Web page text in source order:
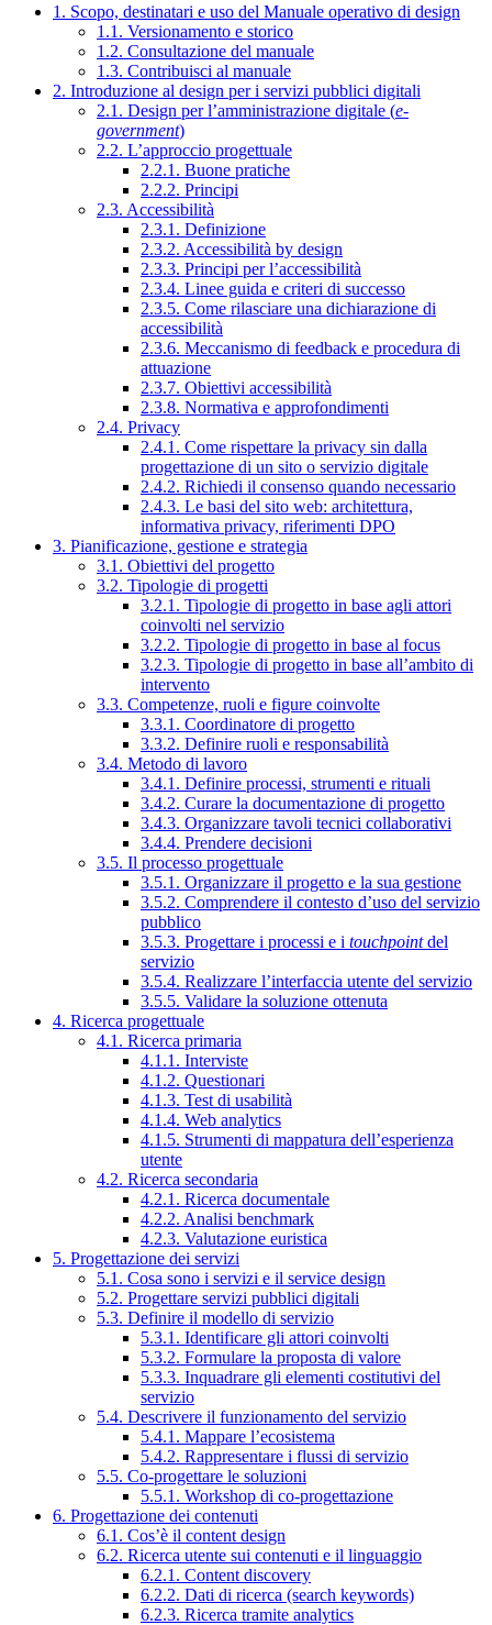
1. Scopo, destinatari e uso del Manuale operativo di design
1.1. Versionamento e storico
1.2. Consultazione del manuale
1.3. Contribuisci al manuale
2. Introduzione al design per i servizi pubblici digitali
2.1. Design per l’amministrazione digitale (e-
government)
2.2. L’approccio progettuale
2.2.1. Buone pratiche
2.2.2. Principi
2.3. Accessibilità
2.3.1. Definizione
2.3.2. Accessibilità by design
2.3.3. Principi per l’accessibilità
2.3.4. Linee guida e criteri di successo
2.3.5. Come rilasciare una dichiarazione di
accessibilità
2.3.6. Meccanismo di feedback e procedura di
attuazione
2.3.7. Obiettivi accessibilità
2.3.8. Normativa e approfondimenti
2.4. Privacy
2.4.1. Come rispettare la privacy sin dalla
progettazione di un sito o servizio digitale
2.4.2. Richiedi il consenso quando necessario
2.4.3. Le basi del sito web: architettura,
informativa privacy, riferimenti DPO
3. Pianificazione, gestione e strategia
3.1. Obiettivi del progetto
3.2. Tipologie di progetti
3.2.1. Tipologie di progetto in base agli attori
coinvolti nel servizio
3.2.2. Tipologie di progetto in base al focus
3.2.3. Tipologie di progetto in base all’ambito di
intervento
3.3. Competenze, ruoli e figure coinvolte
3.3.1. Coordinatore di progetto
3.3.2. Definire ruoli e responsabilità
3.4. Metodo di lavoro
3.4.1. Definire processi, strumenti e rituali
3.4.2. Curare la documentazione di progetto
3.4.3. Organizzare tavoli tecnici collaborativi
3.4.4. Prendere decisioni
3.5. Il processo progettuale
3.5.1. Organizzare il progetto e la sua gestione
3.5.2. Comprendere il contesto d’uso del servizio
pubblico
3.5.3. Progettare i processi e i touchpointdel
servizio
3.5.4. Realizzare l’interfaccia utente del servizio
3.5.5. Validare la soluzione ottenuta
4. Ricerca progettuale
4.1. Ricerca primaria
4.1.1. Interviste
4.1.2. Questionari
4.1.3. Test di usabilità
4.1.4. Web analytics
4.1.5. Strumenti di mappatura dell’esperienza
utente
4.2. Ricerca secondaria
4.2.1. Ricerca documentale
4.2.2. Analisi benchmark
4.2.3. Valutazione euristica
5. Progettazione dei servizi
5.1. Cosa sono i servizi e il service design
5.2. Progettare servizi pubblici digitali
5.3. Definire il modello di servizio
5.3.1. Identificare gli attori coinvolti
5.3.2. Formulare la proposta di valore
5.3.3. Inquadrare gli elementi costitutivi del
servizio
5.4. Descrivere il funzionamento del servizio
5.4.1. Mappare l’ecosistema
5.4.2. Rappresentare i flussi di servizio
5.5. Co-progettare le soluzioni
5.5.1. Workshop di co-progettazione
6. Progettazione dei contenuti
6.1. Cos’è il content design
6.2. Ricerca utente sui contenuti e il linguaggio
6.2.1. Content discovery
6.2.2. Dati di ricerca (search keywords)
6.2.3. Ricerca tramite analytics